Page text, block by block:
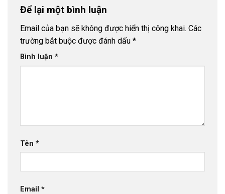
Để lại một bình luận
Email của bạn sẽ không được hiển thị công khai. Các
trường bắt buộc được đánh dấu *
Bình luận *
Tên *
Email *